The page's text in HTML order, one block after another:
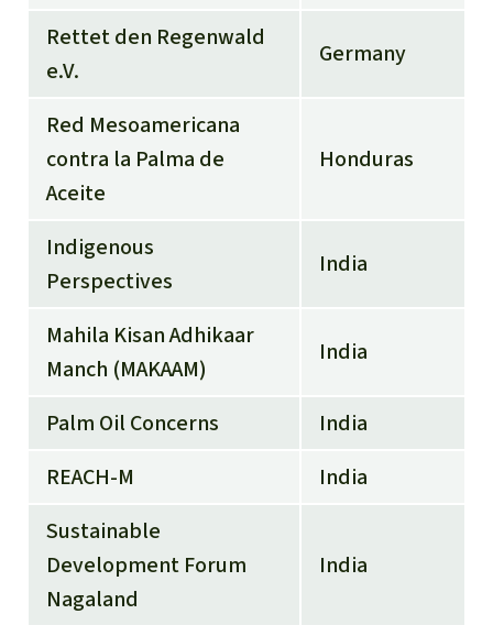
Rettet den Regenwald
e.V.
Germany
Red Mesoamericana
contra la Palma de
Aceite
Honduras
Indigenous
Perspectives
India
Mahila Kisan Adhikaar
Manch (MAKAAM)
India
Palm Oil Concerns
India
REACH-M
India
Sustainable
Development Forum
Nagaland
India